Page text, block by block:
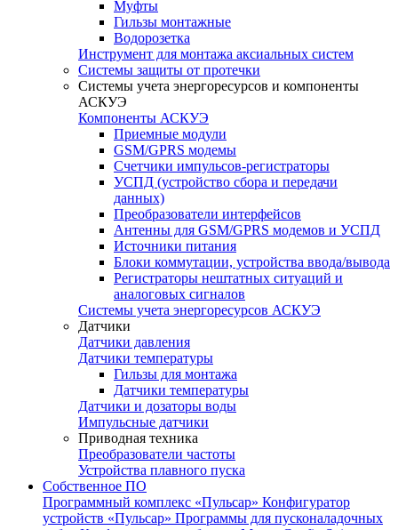
Муфты
Гильзы монтажные
Водорозетка
Инструмент для монтажа аксиальных систем
Системы защиты от протечки
Системы учета энергоресурсов и компоненты
АСКУЭ
Компоненты АСКУЭ
Приемные модули
GSM/GPRS модемы
Счетчики импульсов-регистраторы
УСПД (устройство сбора и передачи
данных)
Преобразователи интерфейсов
Антенны для GSM/GPRS модемов и УСПД
Источники питания
Блоки коммутации, устройства ввода/вывода
Регистраторы нештатных ситуаций и
аналоговых сигналов
Системы учета энергоресурсов АСКУЭ
Датчики
Датчики давления
Датчики температуры
Гильзы для монтажа
Датчики температуры
Датчики и дозаторы воды
Импульсные датчики
Приводная техника
Преобразователи частоты
Устройства плавного пуска
Собственное ПО
Программный комплекс «Пульсар» Конфигуратор
устройств «Пульсар» Программы для пусконаладочных